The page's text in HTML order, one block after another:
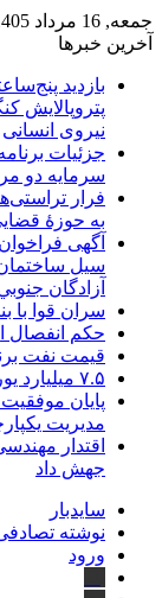
جمعه, 16 مرداد 1405
آخرین خبرها
بازدید
پتروپالایش
نیروی انسانی
جزئیات
سرمایه دو
فرار
به حوزۀ
آگهی
سیل
آزادگان
سران قوا با بنزین ۱۰ هزار تومانی
حکم انفصال
قیمت نفت برنت به ۹۰
۷.۵ میلیارد یورو در پرونده تراستی‌ها به بیت المال بازگشت
پایان
مدیریت
اقتدار
جهش داد
سایدبار
نوشته
ورود